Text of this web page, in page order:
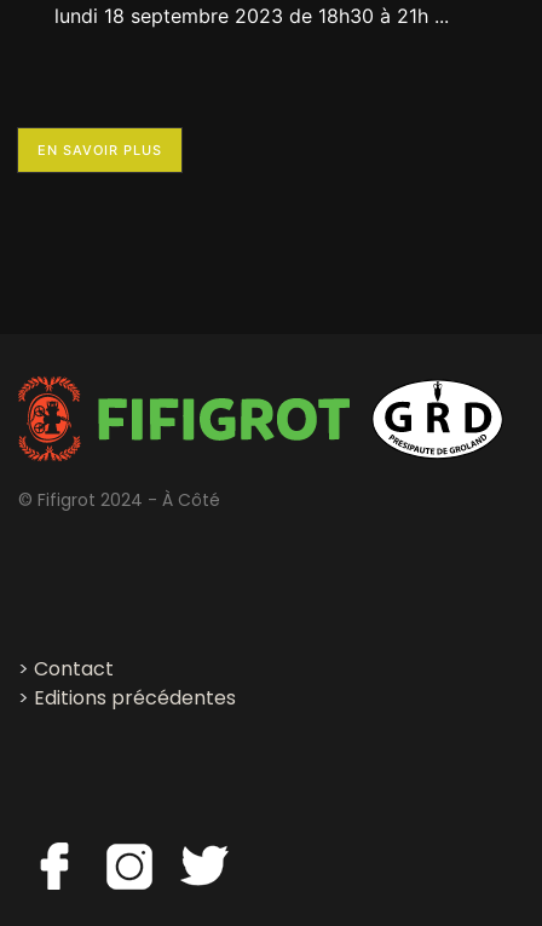
lundi 18 septembre 2023 de 18h30 à 21h ...
EN SAVOIR PLUS
© Fifigrot 2024 - À Côté
> Contact
> Editions précédentes